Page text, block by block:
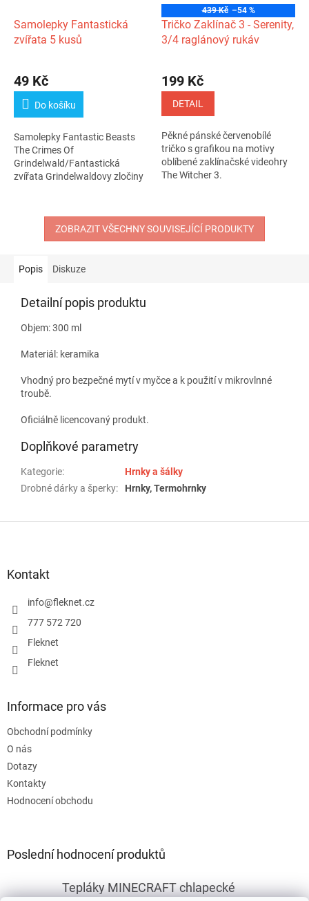
Samolepky Fantastická
zvířata 5 kusů
49 Kč
Do košíku
Samolepky Fantastic Beasts
The Crimes Of
Grindelwald/Fantastická
zvířata Grindelwaldovy zločiny
439 Kč –54 %
Tričko Zaklínač 3 - Serenity,
3/4 raglánový rukáv
199 Kč
DETAIL
Pěkné pánské červenobílé
tričko s grafikou na motivy
oblíbené zaklínačské videohry
The Witcher 3.
ZOBRAZIT VŠECHNY SOUVISEJÍCÍ PRODUKTY
Popis Diskuze
Detailní popis produktu
Objem: 300 ml
Materiál: keramika
Vhodný pro bezpečné mytí v myčce a k použití v mikrovlnné
troubě.
Oficiálně licencovaný produkt.
Doplňkové parametry
Kategorie:
Hrnky a šálky
Drobné dárky a šperky: Hrnky, Termohrnky
Kontakt
info@fleknet.cz
777 572 720
Fleknet
Fleknet
Informace pro vás
Obchodní podmínky
O nás
Dotazy
Kontakty
Hodnocení obchodu
Poslední hodnocení produktů
Tepláky MINECRAFT chlapecké